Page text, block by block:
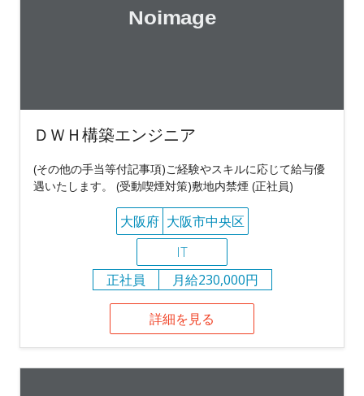
ＤＷＨ構築エンジニア
(その他の手当等付記事項)ご経験やスキルに応じて給与優
遇いたします。 (受動喫煙対策)敷地内禁煙 (正社員)
大阪府 大阪市中央区
IT
正社員
月給230,000円
詳細を見る